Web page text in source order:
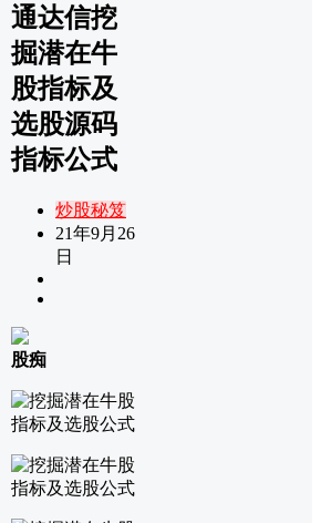
通达信挖
掘潜在牛
股指标及
选股源码
指标公式
炒股秘笈
21年9月26
日
股痴